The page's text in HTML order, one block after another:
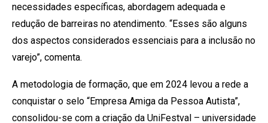
necessidades específicas, abordagem adequada e
redução de barreiras no atendimento. “Esses são alguns
dos aspectos considerados essenciais para a inclusão no
varejo”, comenta.
A metodologia de formação, que em 2024 levou a rede a
conquistar o selo “Empresa Amiga da Pessoa Autista”,
consolidou-se com a criação da UniFestval – universidade